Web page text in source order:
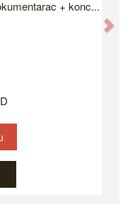
+ konc...